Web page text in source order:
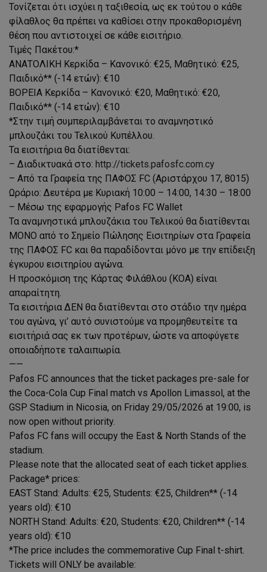
Τονίζεται ότι ισχύει η ταξιθεσία, ως εκ τούτου ο κάθε
φίλαθλος θα πρέπει να καθίσει στην προκαθορισμένη
θέση που αντιστοιχεί σε κάθε εισιτήριο.
Τιμές Πακέτου:*
ΑΝΑΤΟΛΙΚΗ Κερκίδα – Κανονικό: €25, Μαθητικό: €25,
Παιδικό** (-14 ετών): €10
ΒΟΡΕΙΑ Κερκίδα – Κανονικό: €20, Μαθητικό: €20,
Παιδικό** (-14 ετών): €10
*Στην τιμή συμπεριλαμβάνεται το αναμνηστικό
μπλουζάκι του Τελικού Κυπέλλου.
Τα εισιτήρια θα διατίθενται:
– Διαδικτυακά στο: http://tickets.pafosfc.com.cy
– Από τα Γραφεία της ΠΑΦΟΣ FC (Αριστάρχου 17, 8015)
Ωράριο: Δευτέρα με Κυριακή 10:00 – 14:00, 14:30 – 18:00
– Μέσω της εφαρμογής Pafos FC Wallet
Τα αναμνηστικά μπλουζάκια του Τελικού θα διατίθενται
ΜΟΝΟ από το Σημείο Πώλησης Εισιτηρίων στα Γραφεία
της ΠΑΦΟΣ FC και θα παραδίδονται μόνο με την επίδειξη
έγκυρου εισιτηρίου αγώνα.
Η προσκόμιση της Κάρτας Φιλάθλου (ΚΟΑ) είναι
απαραίτητη.
Τα εισιτήρια ΔΕΝ θα διατίθενται στο στάδιο την ημέρα
του αγώνα, γι’ αυτό συνιστούμε να προμηθευτείτε τα
εισιτήριά σας εκ των προτέρων, ώστε να αποφύγετε
οποιαδήποτε ταλαιπωρία.
——
Pafos FC announces that the ticket packages pre-sale for
the Coca-Cola Cup Final match vs Apollon Limassol, at the
GSP Stadium in Nicosia, on Friday 29/05/2026 at 19:00, is
now open without priority.
Pafos FC fans will occupy the East & North Stands of the
stadium.
Please note that the allocated seat of each ticket applies.
Package* prices:
EAST Stand: Adults: €25, Students: €25, Children** (-14
years old): €10
NORTH Stand: Adults: €20, Students: €20, Children** (-14
years old): €10
*The price includes the commemorative Cup Final t-shirt.
Tickets will ONLY be available: